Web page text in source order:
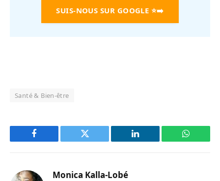
SUIS-NOUS SUR GOOGLE ⭐➡️
Santé & Bien-être
Facebook Twitter LinkedIn
Monica Kalla-Lobé